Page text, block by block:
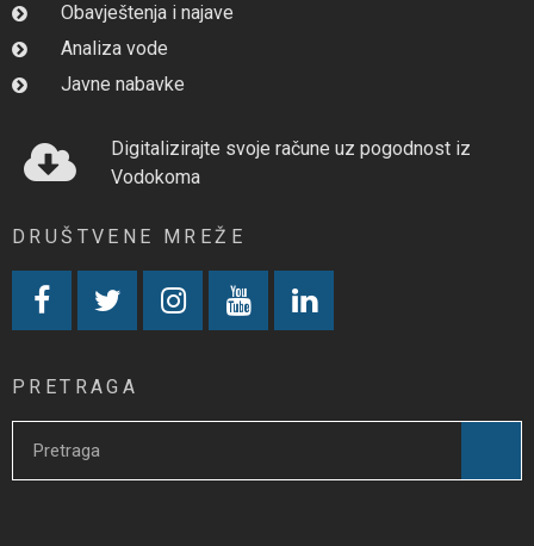
Obavještenja i najave
Analiza vode
Javne nabavke
Digitalizirajte svoje račune uz pogodnost iz
Vodokoma
DRUŠTVENE MREŽE
PRETRAGA